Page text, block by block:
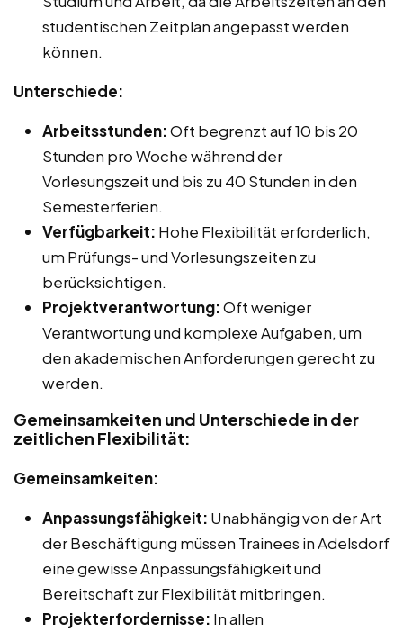
studentischen Zeitplan angepasst werden
können.
Unterschiede:
Arbeitsstunden:Oft begrenzt auf 10 bis 20
Stunden pro Woche während der
Vorlesungszeit und bis zu 40 Stunden in den
Semesterferien.
Verfügbarkeit: Hohe Flexibilität erforderlich,
um Prüfungs- und Vorlesungszeiten zu
berücksichtigen.
Projektverantwortung:Oft weniger
Verantwortung und komplexe Aufgaben, um
den akademischen Anforderungen gerecht zu
werden.
Gemeinsamkeiten und Unterschiede in der
zeitlichen Flexibilität:
Gemeinsamkeiten:
Anpassungsfähigkeit: Unabhängig von der Art
der Beschäftigung müssen Trainees in Adelsdorf
eine gewisse Anpassungsfähigkeit und
Bereitschaft zur Flexibilität mitbringen.
Projekterfordernisse: In allen